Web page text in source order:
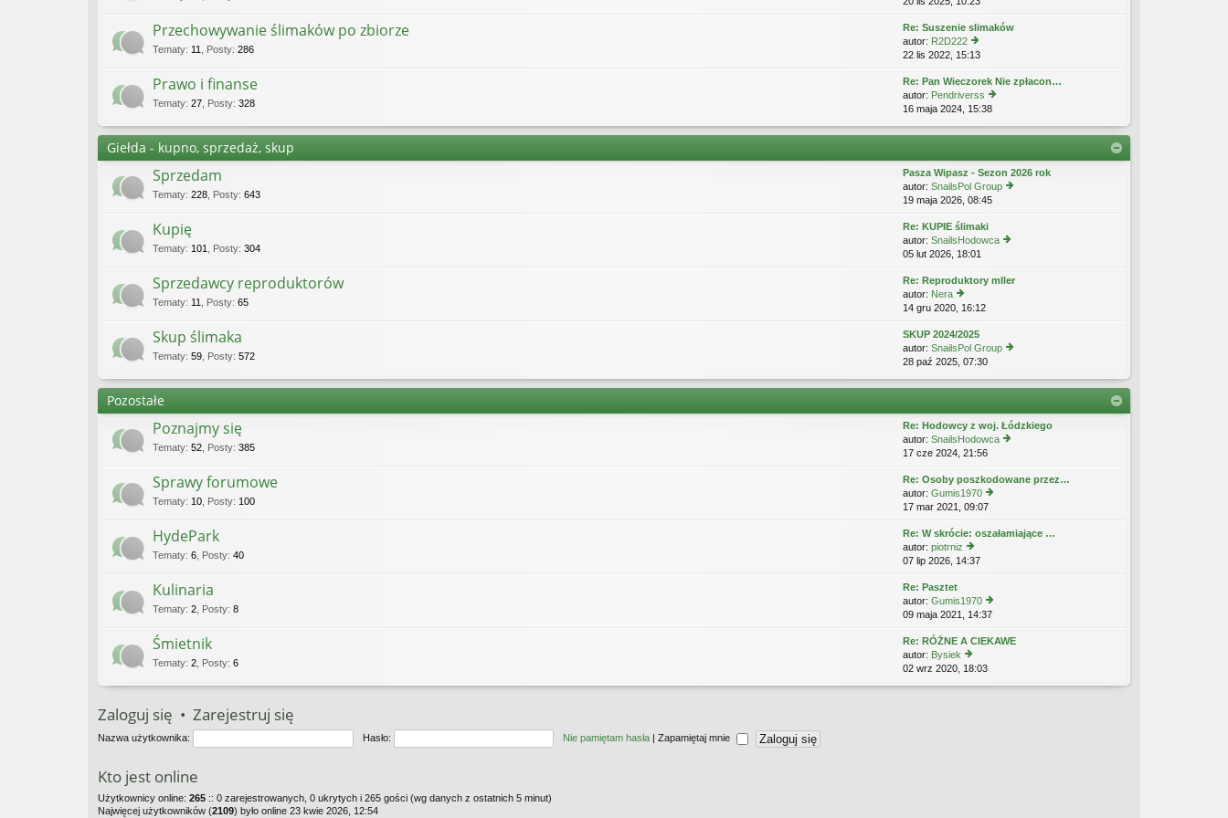
p
o
st
w
s
z
y
p
o
st
aj
n
s
z
y
p
o
ś
wi
aj
n
o
w
s
z
o
st
Przechowywanie ślimaków po zbiorze
Tematy: 11 Posty: 286
Re: Suszenie slimaków
autor: R2D222
y
ś
wi
etl
n
aj
n
z
y
o
st
22 lis 2022, 15:13
Prawo i finanse
Tematy: 27 Posty: 328
Re: Pan Wieczorek Nie zpłacon…
autor: Pendriverss
y
wi
n
aj
n
o
s
z
o
16 maja 2024, 15:38
Giełda - kupno, sprzedaż, skup
Sprzedam
Tematy: 228 Posty: 643
Pasza Wipasz - Sezon 2026 rok
autor: SnailsPol Group
ś
etl
aj
n
s
y
o
19 maja 2026, 08:45
Kupię
Tematy: 101 Posty: 304
Re: KUPIE ślimaki
autor: SnailsHodowca
ś
wi
aj
o
s
z
o
05 lut 2026, 18:01
Sprzedawcy reproduktorów
Tematy: 11 Posty: 65
Re: Reproduktory mller
autor: Nera
y
ś
wi
etl
n
aj
n
s
z
y
o
st
14 gru 2020, 16:12
Skup ślimaka
Tematy: 59 Posty: 572
SKUP 2024/2025
autor: SnailsPol Group
wi
n
aj
n
s
o
28 paź 2025, 07:30
Pozostałe
Poznajmy się
Tematy: 52 Posty: 385
Re: Hodowcy z woj. Łódzkiego
autor: SnailsHodowca
ś
wi
aj
n
s
o
st
17 cze 2024, 21:56
Sprawy forumowe
Tematy: 10 Posty: 100
Re: Osoby poszkodowane przez…
autor: Gumis1970
y
ś
wi
aj
o
w
s
z
p
o
17 mar 2021, 09:07
HydePark
Tematy: 6 Posty: 40
Re: W skrócie: oszałamiające …
autor: piotrniz
y
ś
etl
n
aj
n
o
w
s
07 lip 2026, 14:37
Kulinaria
Tematy: 2 Posty: 8
Re: Pasztet
autor: Gumis1970
y
ś
wi
n
aj
09 maja 2021, 14:37
Śmietnik
Tematy: 2 Posty: 6
Re: RÓŻNE A CIEKAWE
autor: Bysiek
y
02 wrz 2020, 18:03
Zaloguj się • Zarejestruj się
Nazwa użytkownika: Hasło: Nie pamiętam hasła | Zapamiętaj mnie
Kto jest online
Użytkownicy online: 265 :: 0 zarejestrowanych, 0 ukrytych i 265 gości (wg danych z ostatnich 5 minut)
Najwięcej użytkowników (2109) było online 23 kwie 2026, 12:54